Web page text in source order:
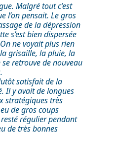
Malgré tout c’est
l’on pensait. Le gros
de la dépression
s’est bien dispersée
ne voyait plus rien
grisaille, la pluie, la
retrouve de nouveau
satisfait de la
Il y avait de longues
stratégiques très
de gros coups
régulier pendant
de très bonnes
PARTENARIAT
BATEAU
FEED
GALERIE